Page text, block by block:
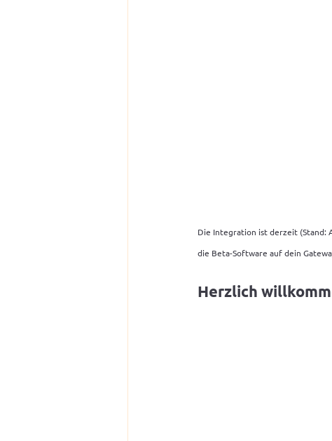
Die Integration ist derzeit (Stand:
die Beta-Software auf dein
Herzlich